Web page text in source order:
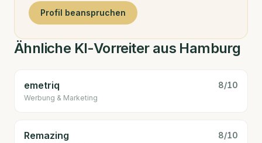
Profil beanspruchen
Ähnliche KI-Vorreiter aus Hamburg
emetriq 8/10
Werbung & Marketing
Remazing 8/10